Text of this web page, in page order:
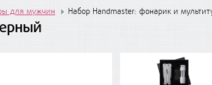
для мужчин Набор Handmaster: фонарик и